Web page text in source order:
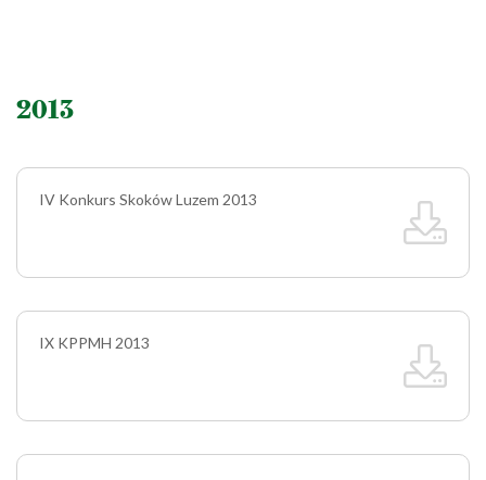
2013
IV Konkurs Skoków Luzem 2013
IX KPPMH 2013